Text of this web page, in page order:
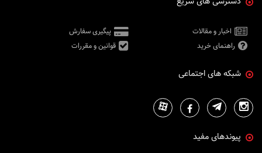
اخبار و مقالات
پیگیری سفارش
راهنمای خرید
قوانین و مقررات
شبکه های اجتماعی
پیوندهای مفید